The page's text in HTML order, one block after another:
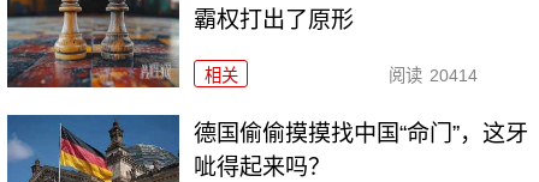
霸权打出了原形
相关 阅读 20414
德国偷偷摸摸找中国“命门”，这牙
呲得起来吗？